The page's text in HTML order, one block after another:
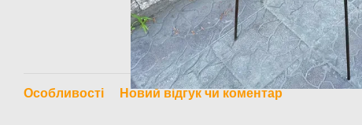
Особливості Новий відгук чи коментар